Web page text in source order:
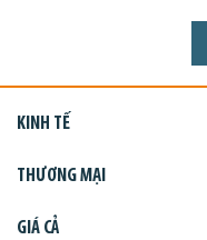
KINH TẾ
THƯƠNG MẠI
GIÁ CẢ